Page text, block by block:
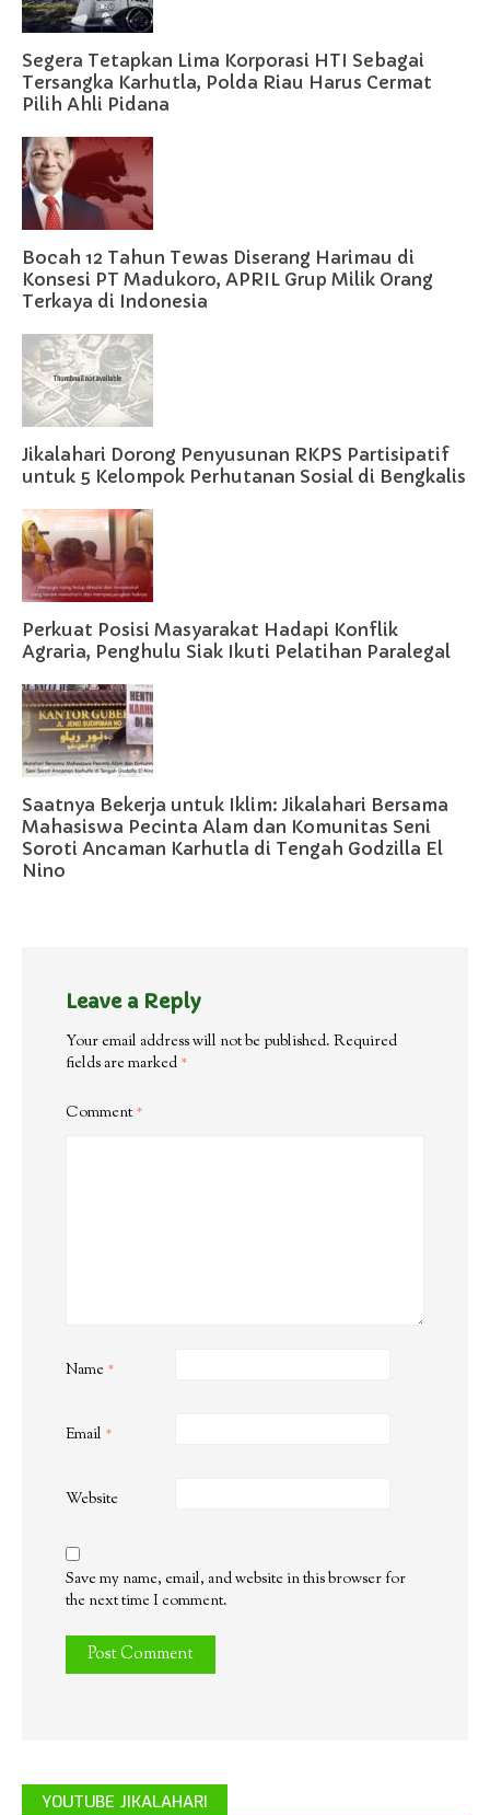
Segera Tetapkan Lima Korporasi HTI Sebagai
Tersangka Karhutla, Polda Riau Harus Cermat
Pilih Ahli Pidana
Bocah 12 Tahun Tewas Diserang Harimau di
Konsesi PT Madukoro, APRIL Grup Milik Orang
Terkaya di Indonesia
Jikalahari Dorong Penyusunan RKPS Partisipatif
untuk 5 Kelompok Perhutanan Sosial di Bengkalis
Perkuat Posisi Masyarakat Hadapi Konflik
Agraria, Penghulu Siak Ikuti Pelatihan Paralegal
Saatnya Bekerja untuk Iklim: Jikalahari Bersama
Mahasiswa Pecinta Alam dan Komunitas Seni
Soroti Ancaman Karhutla di Tengah Godzilla El
Nino
Leave a Reply
Your email address will not be published. Required
fields are marked *
Comment*
Name *
Email *
Website
Save my name, email, and website in this browser for
the next time I comment.
YOUTUBE JIKALAHARI